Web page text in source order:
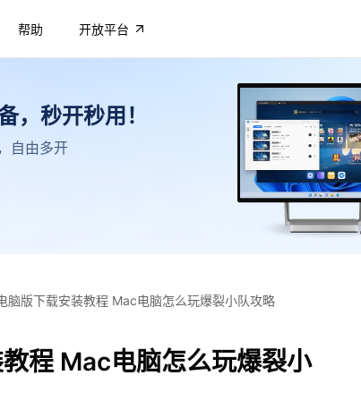
帮助 开放平台
，秒开秒用！
自由多开
脑版下载安装教程 Mac电脑怎么玩爆裂小队攻略
程 Mac电脑怎么玩爆裂小